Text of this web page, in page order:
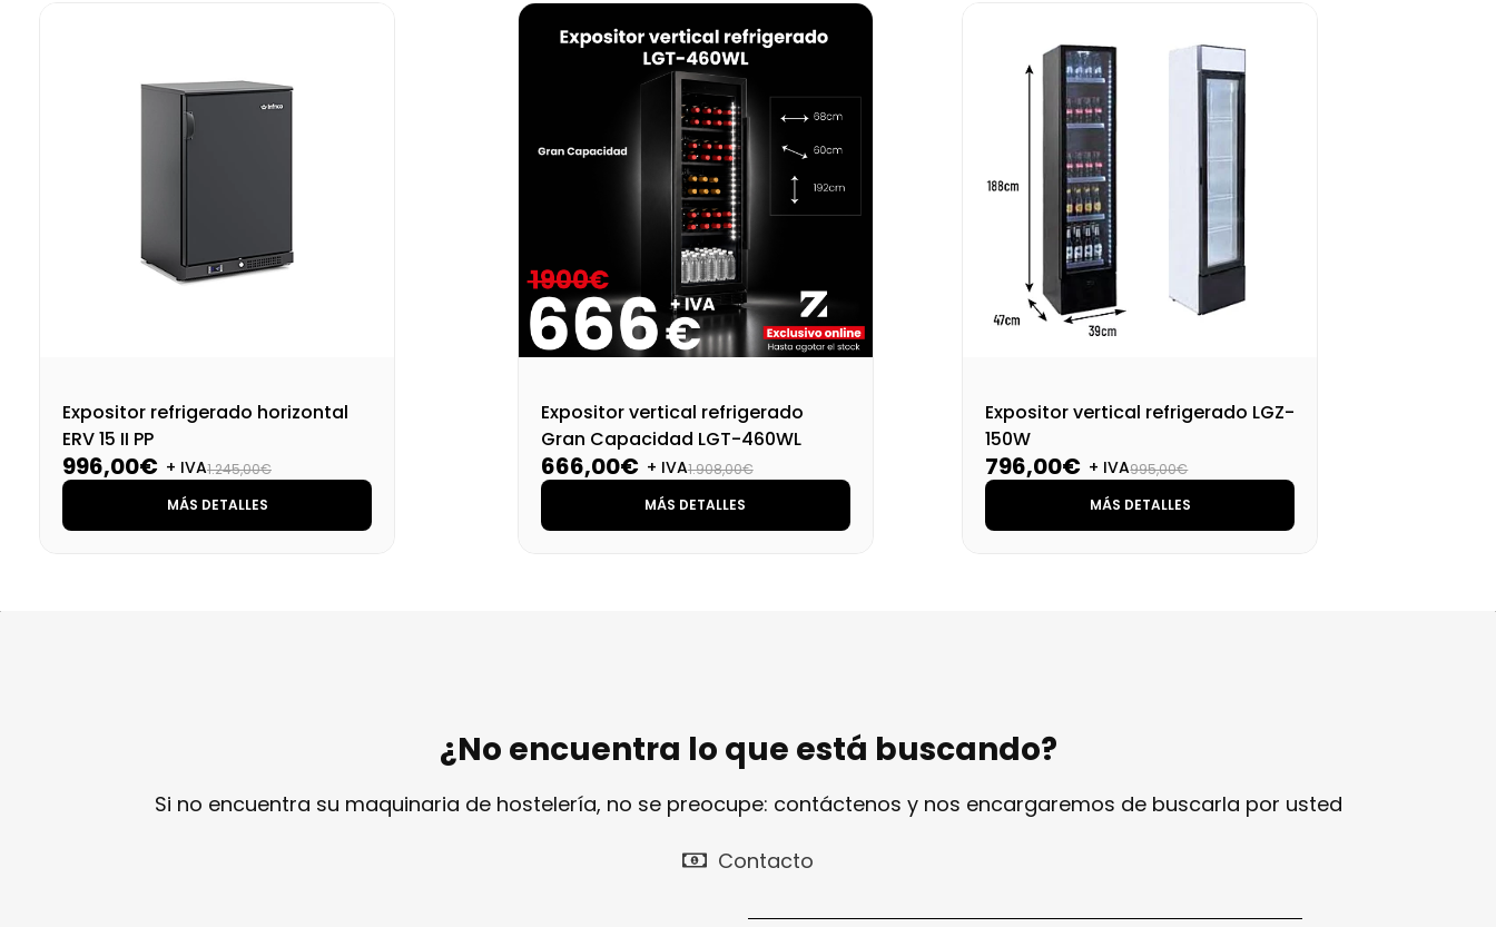
Expositor refrigerado horizontal
ERV 15 II PP
996,00€ + IVA1.245,00€
MÁS DETALLES
Expositor vertical refrigerado
Gran Capacidad LGT-460WL
666,00€ + IVA1.908,00€
MÁS DETALLES
Expositor vertical refrigerado LGZ-
150W
796,00€ + IVA995,00€
MÁS DETALLES
¿No encuentra lo que está buscando?
Si no encuentra su maquinaria de hostelería, no se preocupe: contáctenos y nos encargaremos de buscarla por usted
Contacto